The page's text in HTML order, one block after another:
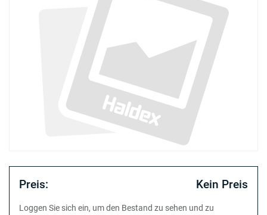
Preis: Kein Preis
Loggen Sie sich ein, um den Bestand zu sehen und zu